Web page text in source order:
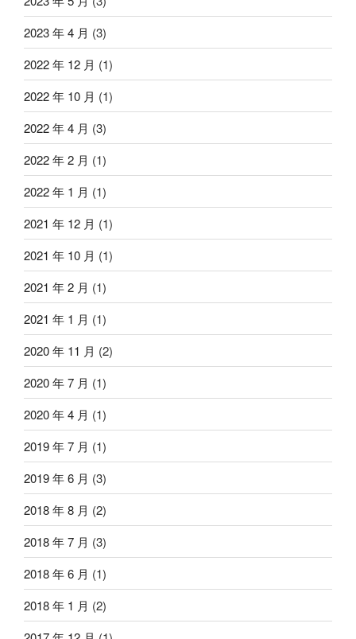
2023 年 4 月 (3)
2022 年 12 月 (1)
2022 年 10 月 (1)
2022 年 4 月 (3)
2022 年 2 月 (1)
2022 年 1 月 (1)
2021 年 12 月 (1)
2021 年 10 月 (1)
2021 年 2 月 (1)
2021 年 1 月 (1)
2020 年 11 月 (2)
2020 年 7 月 (1)
2020 年 4 月 (1)
2019 年 7 月 (1)
2019 年 6 月 (3)
2018 年 8 月 (2)
2018 年 7 月 (3)
2018 年 6 月 (1)
2018 年 1 月 (2)